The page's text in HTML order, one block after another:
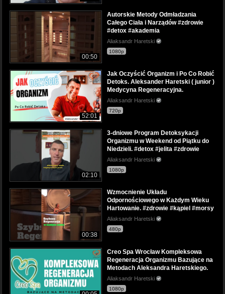
00:50
Autorskie Metody Odmładzania
Całego Ciała i Narządów #zdrowie
#detox #akademia
Aliaksandr Haretski
1080p
52:01
Jak Oczyścić Organizm i Po Co Robić
Detoks. Aleksander Haretski ( junior )
Medycyna Regeneracyjna.
Aliaksandr Haretski
720p
02:10
3-dniowe Program Detoksykacji
Organizmu w Weekend od Piątku do
Niedzieli. #detox #jelita #zdrowie
Aliaksandr Haretski
1080p
00:38
Wzmocnienie Układu
Odpornościowego w Każdym Wieku
Hartowanie. #zdrowie #kąpiel #morsy
Aliaksandr Haretski
480p
Creo Spa Wrocław Kompleksowa
Regeneracja Organizmu Bazujące na
Metodach Aleksandra Haretskiego.
Aliaksandr Haretski
1080p